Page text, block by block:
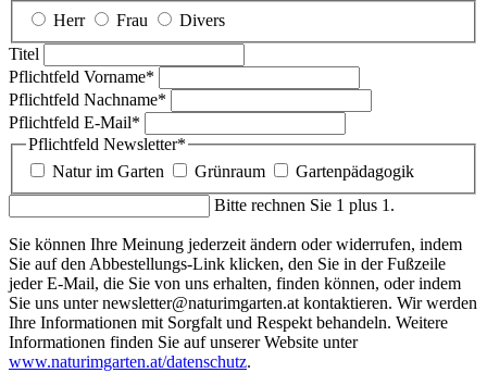
Herr Frau
Divers
Titel
Pflichtfeld Vorname*
Pflichtfeld Nachname*
Pflichtfeld E-Mail*
Pflichtfeld Newsletter*
Natur im Garten
Grünraum
Gartenpädagogik
Bitte rechnen Sie 1 plus 1.
Sie können Ihre Meinung jederzeit ändern oder widerrufen, indem
Sie auf den Abbestellungs-Link klicken, den Sie in der Fußzeile
jeder E-Mail, die Sie von uns erhalten, finden können, oder indem
Sie uns unter newsletter@naturimgarten.at kontaktieren. Wir werden
Ihre Informationen mit Sorgfalt und Respekt behandeln. Weitere
Informationen finden Sie auf unserer Website unter
www.naturimgarten.at/datenschutz.